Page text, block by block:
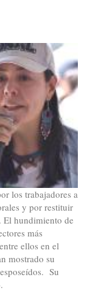
los trabajadores a
y por restituir
El hundimiento de
más
ellos en el
mostrado su
Su